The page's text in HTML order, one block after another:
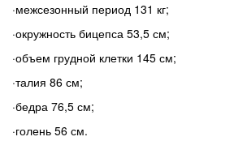
·межсезонный период 131 кг;
·окружность бицепса 53,5 см;
·объем грудной клетки 145 см;
·талия 86 см;
·бедра 76,5 см;
·голень 56 см.